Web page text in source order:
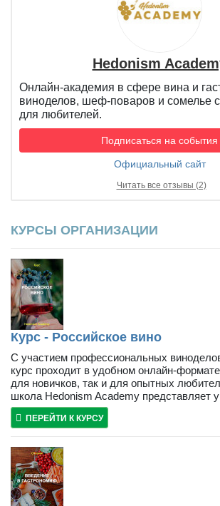
Hedonism
Онлайн-академия в сфере вина и
виноделов, шеф-поваров и сомелье
для любителей.
Подписаться на события
Официальный сайт
Читать все отзывы (2)
КУРСЫ ОРГАНИЗАЦИИ
Курс - Российское вино
С участием профессиональных
курс проходит в удобном онлайн-
для новичков, так и для опытных
школа Hedonism Academy представляет
ПЕРЕЙТИ К КУРСУ